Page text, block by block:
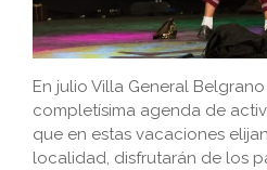
En julio Villa General
completísima agenda de
que en estas vacaciones
localidad, disfrutarán de los